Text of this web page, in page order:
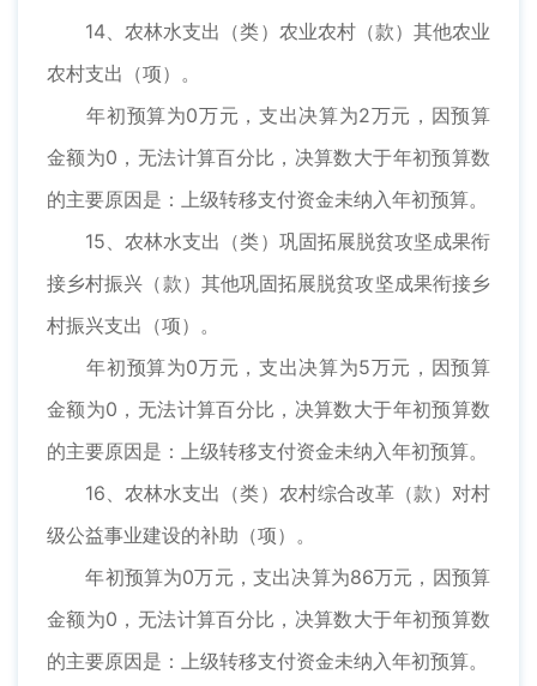
14、农林水支出（类）农业农村（款）其他农业
农村支出（项）。
年初预算为0万元，支出决算为2万元，因预算
金额为0，无法计算百分比，决算数大于年初预算数
的主要原因是：上级转移支付资金未纳入年初预算。
15、农林水支出（类）巩固拓展脱贫攻坚成果衔
接乡村振兴（款）其他巩固拓展脱贫攻坚成果衔接乡
村振兴支出（项）。
年初预算为0万元，支出决算为5万元，因预算
金额为0，无法计算百分比，决算数大于年初预算数
的主要原因是：上级转移支付资金未纳入年初预算。
16、农林水支出（类）农村综合改革（款）对村
级公益事业建设的补助（项）。
年初预算为0万元，支出决算为86万元，因预算
金额为0，无法计算百分比，决算数大于年初预算数
的主要原因是：上级转移支付资金未纳入年初预算。